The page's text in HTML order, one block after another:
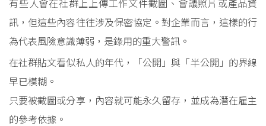
有些人會在社群上上傳工作文件截圖、會議照片或產品資
訊，但這些內容往往涉及保密協定。對企業而言，這樣的行
為代表風險意識薄弱，是錄用的重大警訊。
在社群貼文看似私人的年代，「公開」與「半公開」的界線
早已模糊。
只要被截圖或分享，內容就可能永久留存，並成為潛在雇主
的參考依據。